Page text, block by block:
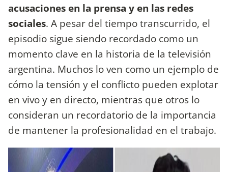
acusaciones en la prensa y en las redes
sociales. A pesar del tiempo transcurrido, el
episodio sigue siendo recordado como un
momento clave en la historia de la televisión
argentina. Muchos lo ven como un ejemplo de
cómo la tensión y el conflicto pueden explotar
en vivo y en directo, mientras que otros lo
consideran un recordatorio de la importancia
de mantener la profesionalidad en el trabajo.